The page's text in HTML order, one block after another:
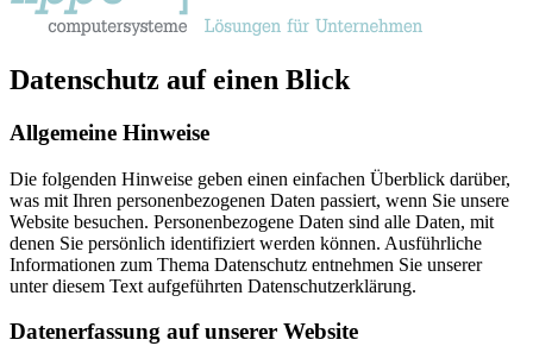
Datenschutz auf einen Blick
Allgemeine Hinweise
Die folgenden Hinweise geben einen einfachen Überblick darüber,
was mit Ihren personenbezogenen Daten passiert, wenn Sie unsere
Website besuchen. Personenbezogene Daten sind alle Daten, mit
denen Sie persönlich identifiziert werden können. Ausführliche
Informationen zum Thema Datenschutz entnehmen Sie unserer
unter diesem Text aufgeführten Datenschutzerklärung.
Datenerfassung auf unserer Website